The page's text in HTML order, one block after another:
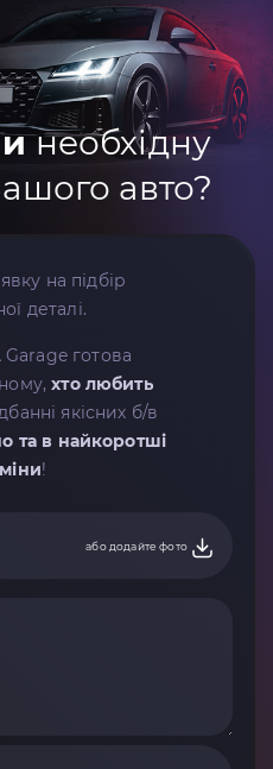
необхідну
авто?
на підбір
деталі.
Garage готова
хто любить
якісних б/в
та в найкоротші
!
або додайте фото